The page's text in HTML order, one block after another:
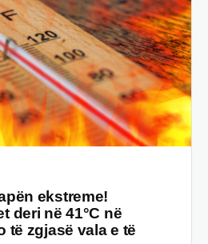
ekstreme!
deri në 41°C në
të zgjasë vala e të